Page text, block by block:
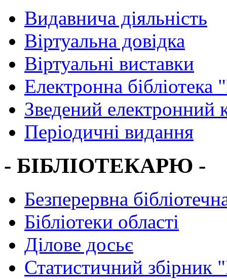
Видавнича діяльність
Віртуальна довідка
Віртуальні виставки
Електронна
Зведений електронний
Періодичні видання
- БІБЛІОТЕКАРЮ -
Безперервна
Бібліотеки області
Ділове досьє
Статистичний